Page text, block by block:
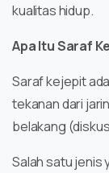
kualitas hidup.
Apa Itu Saraf
Saraf kejepit
tekanan dari
belakang
Salah satu jenis